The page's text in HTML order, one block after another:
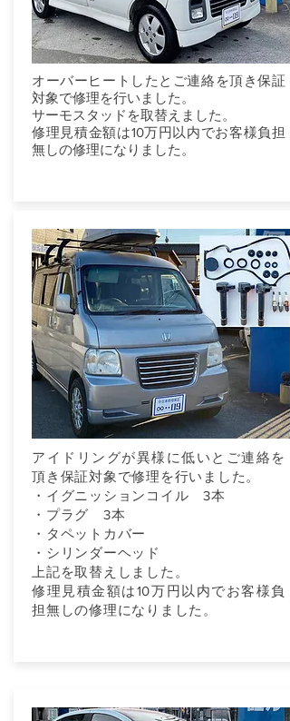
オーバーヒートしたとご連絡を頂き保証
対象で修理を行いました。
サーモスタッドを取替えました。
修理見積金額は10万円以内でお客様負担
無しの修理になりました。
アイドリングが異様に低いとご連絡を
頂き保証対象で修理を行いました。
・イグニッションコイル 3本
・プラグ 3本
・タペットカバー
・シリンダーヘッド
上記を取替えしました。
修理見積金額は10万円以内でお客様負
担無しの修理になりました。